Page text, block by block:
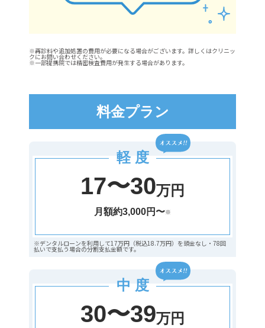
※再診料や追加処置の費用が必要になる場合がございます。詳しくはクリニッ
クにお問い合わせください。
※一部提携院では精密検査費用が発生する場合があります。
料金プラン
軽 度
17〜30万円
月額約3,000円〜※
※デンタルローンを利用して17万円（税込18.7万円）を頭金なし・78回
払いで支払う場合の分割支払金額です。
中 度
30〜39万円